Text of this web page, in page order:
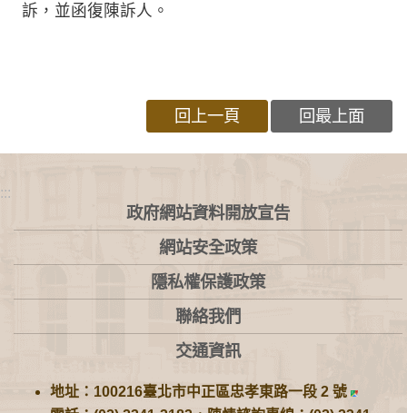
訴，並函復陳訴人。
回上一頁 回最上面
:::
政府網站資料開放宣告
網站安全政策
隱私權保護政策
聯絡我們
交通資訊
地址：100216臺北市中正區忠孝東路一段 2 號